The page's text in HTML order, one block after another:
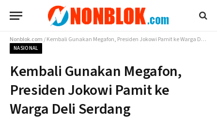
Nonblok.com/Kembali Gunakan Megafon, Presiden Jokowi Pamit ke Warga Deli Serdang
NASIONAL
Kembali Gunakan Megafon,
Presiden Jokowi Pamit ke
Warga Deli Serdang